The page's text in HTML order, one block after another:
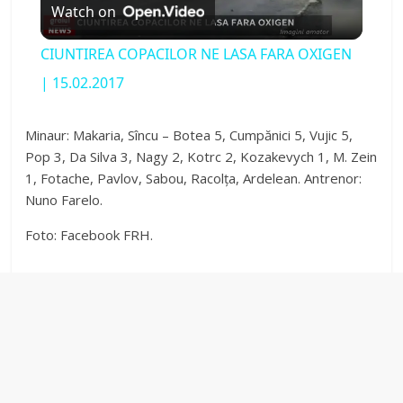
l
y
V
Watch on
CIUNTIREA COPACILOR NE LASA FARA OXIGEN
| 15.02.2017
Minaur: Makaria, Sîncu – Botea 5, Cumpănici 5, Vujic 5,
Pop 3, Da Silva 3, Nagy 2, Kotrc 2, Kozakevych 1, M. Zein
1, Fotache, Pavlov, Sabou, Racolța, Ardelean. Antrenor:
Nuno Farelo.
Foto: Facebook FRH.